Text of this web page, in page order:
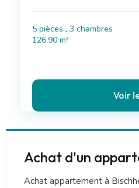
5 pièces , 3 chambres
126.90 m²
Voir
−
Achat d'un
Achat appartement à